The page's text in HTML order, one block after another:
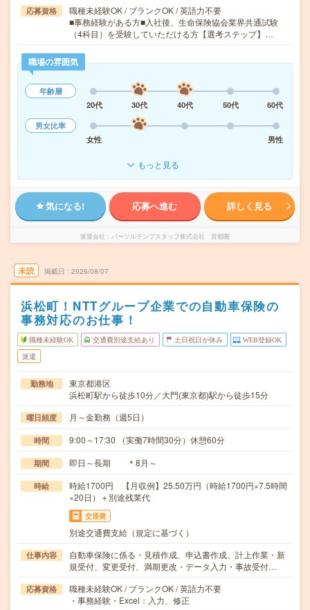
応募資格
職種未経験OK / ブランクOK / 英語力不要
■事務経験がある方■入社後、生命保険協会業界共通試験
（4科目）を受験していただける方【選考ステップ】…
職場の雰囲気
年齢層
20代
30代 40代 50代
60代
男女比率
女性
男性
もっと見る
気になる! 応募へ進む 詳しく見る
派遣会社 パーソルテンプスタッフ株式会社 首都圏
未読 掲載日 2026/08/07
浜松町！NTTグループ企業での自動車保険の
事務対応のお仕事！
職種未経験OK 交通費別途支給あり 土日祝日が休み WEB登録OK
派遣
勤務地
東京都港区
浜松町駅から徒歩10分／大門(東京都)駅から徒歩15分
曜日頻度 月～金勤務（週5日）
時間 9:00～17:30 （実働7時間30分）休憩60分
期間 即日～長期 ＊8月～
時給
時給1700円 【月収例】25.50万円（時給1700円×7.5時間
×20日）＋別途残業代
交通費
別途交通費支給（規定に基づく）
仕事内容
自動車保険に係る・見積作成、申込書作成、計上作業・新
規受付、変更受付、満期更改・データ入力・事故受付…
応募資格
職種未経験OK / ブランクOK / 英語力不要
・事務経験・Excel：入力、修正